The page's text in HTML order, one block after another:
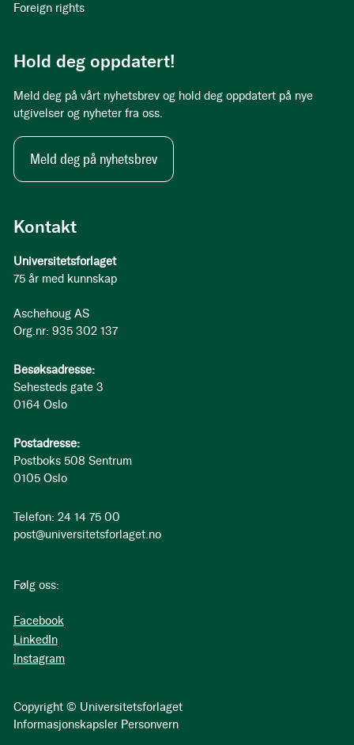
Kontakt
Universitetsforlaget
75 år med kunnskap
Aschehoug AS
Org.nr: 935 302 137
Besøksadresse:
Sehesteds gate 3
0164 Oslo
Postadresse:
Postboks 508 Sentrum
0105 Oslo
Telefon: 24 14 75 00
post@universitetsforlaget.no
Følg oss:
Facebook
LinkedIn
Instagram
Copyright © Universitetsforlaget
Informasjonskapsler Personvern
Foreign rights
Hold deg oppdatert!
Meld deg på vårt nyhetsbrev og hold deg oppdatert på nye
utgivelser og nyheter fra oss.
Meld deg på nyhetsbrev